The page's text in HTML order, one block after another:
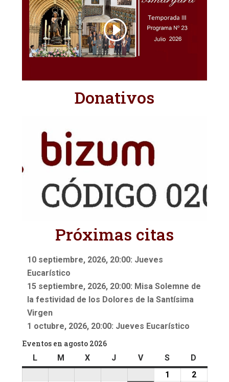
Donativos
Próximas citas
10 septiembre, 2026, 20:00: Jueves
Eucarístico
15 septiembre, 2026, 20:00: Misa Solemne de
la festividad de los Dolores de la Santísima
Virgen
1 octubre, 2026, 20:00: Jueves Eucarístico
Eventos en agosto 2026
Llunes M martes
Xmiércoles
J jueves
Vviernes
Ssábado
D
1
22